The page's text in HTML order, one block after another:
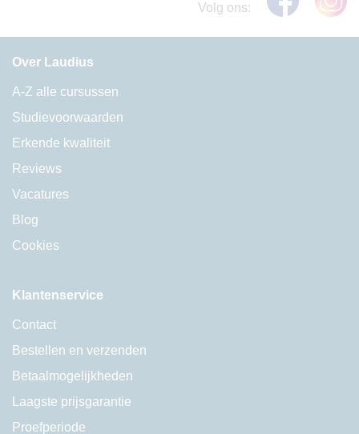
Volg ons:
Over Laudius
A-Z alle cursussen
Studievoorwaarden
Erkende kwaliteit
Reviews
Vacatures
Blog
Cookies
Klantenservice
Contact
Bestellen en verzenden
Betaalmogelijkheden
Laagste prijsgarantie
Proefperiode